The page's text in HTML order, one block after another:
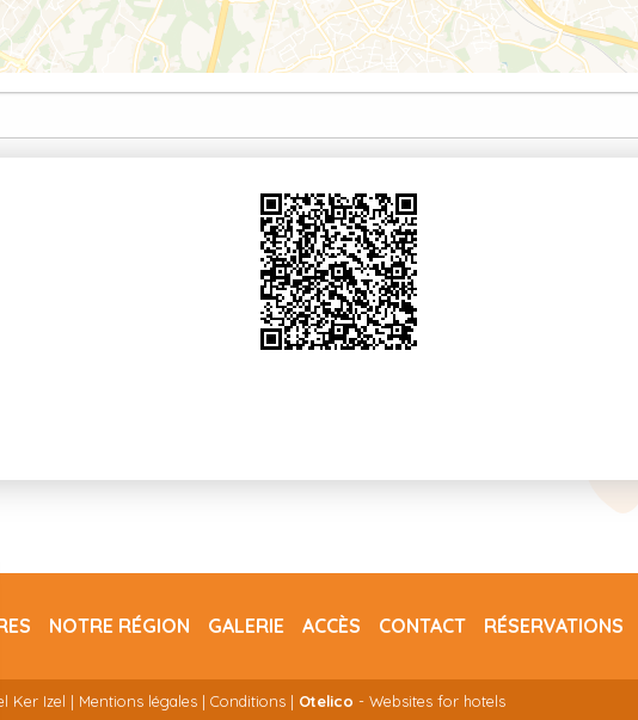
NOTRE RÉGION GALERIE ACCÈS CONTACT RÉSERVATIONS
Ker Izel | Mentions légales | Conditions | Otelico - Websites for hotels